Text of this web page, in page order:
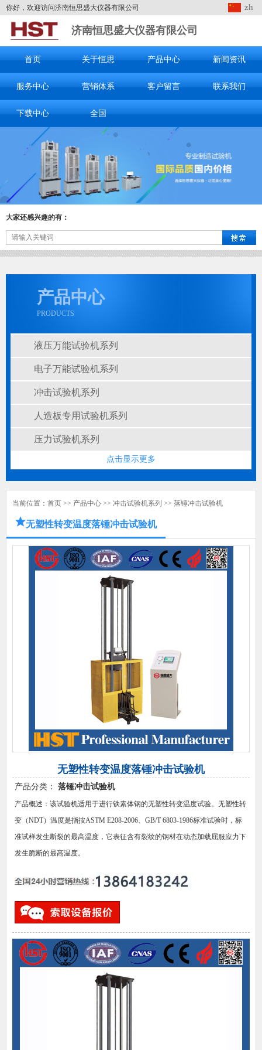
你好，欢迎访问济南恒思盛大仪器有限公司 zh
济南恒思盛大仪器有限公司
首页 关于恒思 产品中心 新闻资讯
服务中心 营销体系 客户留言 联系我们
下载中心 全国
大家还感兴趣的有：
产品中心
PRODUCTS
液压万能试验机系列
电子万能试验机系列
冲击试验机系列
人造板专用试验机系列
压力试验机系列
点击显示更多
当前位置： 首页 >> 产品中心 >> 冲击试验机系列 >> 落锤冲击试验机
无塑性转变温度落锤冲击试验机
无塑性转变温度落锤冲击试验机
产品分类： 落锤冲击试验机
产品概述：该试验机适用于进行铁素体钢的无塑性转变温度试验。无塑性转
变（NDT）温度是指按ASTM E208-2006、GB/T 6803-1986标准试验时，标
准试样发生断裂的最高温度，它表征含有裂纹的钢材在动态加载屈服应力下
发生脆断的最高温度。